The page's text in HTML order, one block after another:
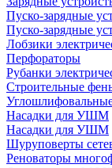
Пуско-зарядные
Пуско-зарядные
Лобзики
Перфораторы
Рубанки
Строительные
Насадки для УШМ
Насадки для УШМ
Шуруповерты
Реноваторы